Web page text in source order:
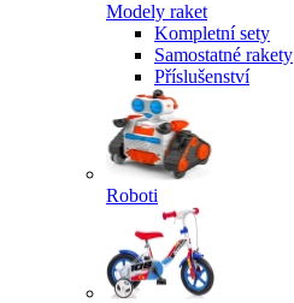
Modely raket
Kompletní sety
Samostatné rakety
Příslušenství
Roboti